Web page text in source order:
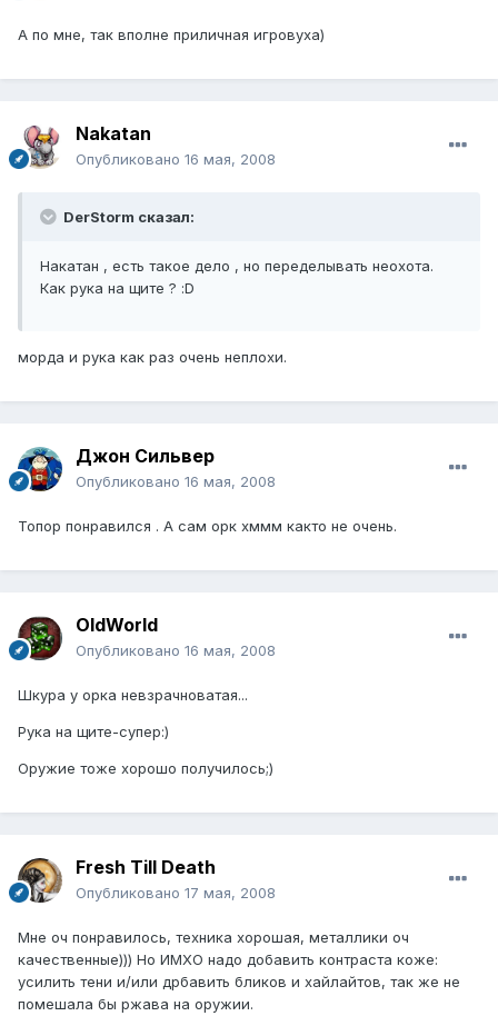
А по мне, так вполне приличная игровуха)
Nakatan
Опубликовано 16 мая, 2008
DerStorm сказал:
Накатан , есть такое дело , но переделывать неохота.
Как рука на щите ? :D
морда и рука как раз очень неплохи.
Джон Сильвер
Опубликовано 16 мая, 2008
Топор понравился . А сам орк хммм както не очень.
OldWorld
Опубликовано 16 мая, 2008
Шкура у орка невзрачноватая...
Рука на щите-супер:)
Оружие тоже хорошо получилось;)
Fresh Till Death
Опубликовано 17 мая, 2008
Мне оч понравилось, техника хорошая, металлики оч
качественные))) Но ИМХО надо добавить контраста коже:
усилить тени и/или дрбавить бликов и хайлайтов, так же не
помешала бы ржава на оружии.